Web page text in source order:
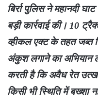
बिर्रा पुलिस ने महानदी
बड़ी कार्रवाई की। 10
व्हीकल एक्ट के तहत जब्त
अंकुश लगाने का अभियान
करती है कि अवैध रेत
किसी भी स्थिति में बख्शा